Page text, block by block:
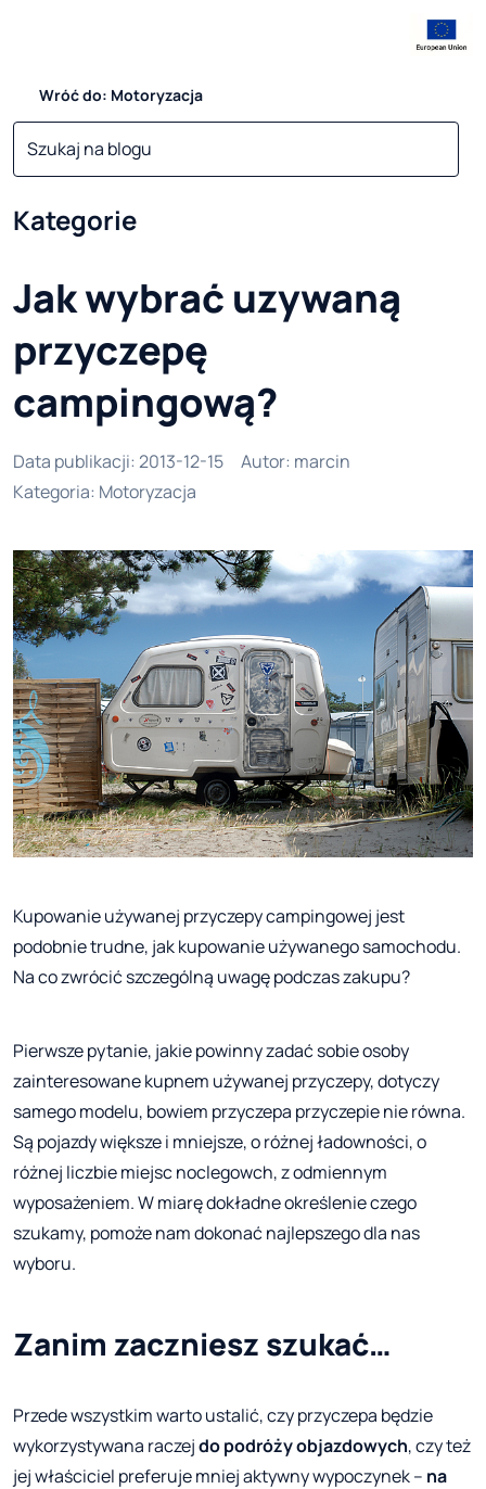
Wróć do: Motoryzacja
Kategorie
Jak wybrać uzywaną
przyczepę
campingową?
Data publikacji: 2013-12-15 Autor: marcin
Kategoria: Motoryzacja
Kupowanie używanej przyczepy campingowej jest
podobnie trudne, jak kupowanie używanego samochodu.
Na co zwrócić szczególną uwagę podczas zakupu?
Pierwsze pytanie, jakie powinny zadać sobie osoby
zainteresowane kupnem używanej przyczepy, dotyczy
samego modelu, bowiem przyczepa przyczepie nie równa.
Są pojazdy większe i mniejsze, o różnej ładowności, o
różnej liczbie miejsc noclegowch, z odmiennym
wyposażeniem. W miarę dokładne określenie czego
szukamy, pomoże nam dokonać najlepszego dla nas
wyboru.
Zanim zaczniesz szukać…
Przede wszystkim warto ustalić, czy przyczepa będzie
wykorzystywana raczejdo podróży objazdowych, czy też
jej właściciel preferuje mniej aktywny wypoczynek – na